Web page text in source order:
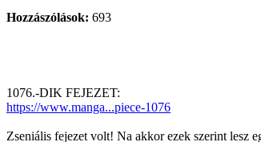
Hozzászólások: 693
1076.-DIK FEJEZET:
https://www.manga...piece-1076
Zseniális fejezet volt! Na akkor ezek szerint lesz